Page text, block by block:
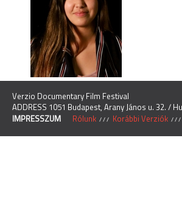
Verzio Documentary Film Festival
ADDRESS 1051 Budapest, Arany János u. 32. /
IMPRESSZUM
Rólunk Korábbi Verziók